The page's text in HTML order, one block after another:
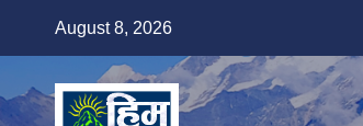
content
August 8, 2026